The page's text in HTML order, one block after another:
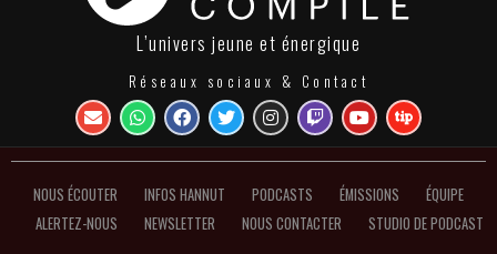
L’univers jeune et énergique
Réseaux sociaux & Contact
NOUS ÉCOUTER INFOS HANNUT PODCASTS ÉMISSIONS
ÉQUIPE
ALERTEZ-NOUS
NEWSLETTER NOUS CONTACTER STUDIO DE PODCAST